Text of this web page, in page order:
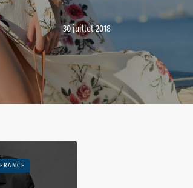
30 juillet 2018
FRANCE